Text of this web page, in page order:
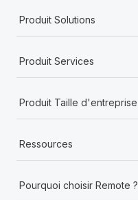
Produit Solutions
Produit Services
Produit Taille d'entreprise
Ressources
Pourquoi choisir Remote ?